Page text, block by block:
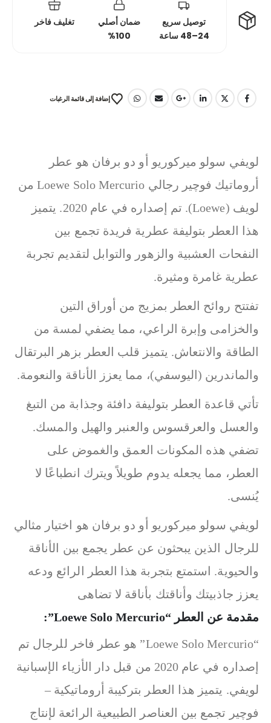
توصيل سريع
24–48 ساعة
ضمان أصلي
100%
تغليف فاخر
إضافة إلى قائمة الرغبات
لويفي سولو ميركوريو أو دو برفان هو عطر
أروماتيك فوچير رجالي Loewe Solo Mercurio من
لويف (Loewe). تم إصداره في عام 2020. يتميز
هذا العطر بتوليفة عطرية فريدة تجمع بين
النفحات العشبية والزهور والتوابل لتقديم تجربة
عطرية غامرة ومثيرة.
تفتتح روائح العطر بمزيج من أوراق التين
والخزامى وإبرة الراعي، مما يضفي لمسة من
الطاقة والانتعاش. يتميز قلب العطر بزهر البرتقال
والماندرين (اليوسفي)، مما يعزز الأناقة والنعومة.
تأتي قاعدة العطر بتوليفة دافئة وجذابة من التبغ
والعسل والعرقسوس والعنبر والهيل والمسك.
تضفي هذه المكونات العمق والغموض على
العطر، مما يجعله يدوم طويلاً ويترك انطباعًا لا
يُنسى.
لويفي سولو ميركوريو أو دو برفان هو اختيار مثالي
للرجال الذين يبحثون عن عطر يجمع بين الأناقة
والحيوية. استمتع بتجربة هذا العطر الرائع ودعه
يعزز جاذبيتك وأناقتك بأناقة لا تضاهى
مقدمة عن العطر “Loewe Solo Mercurio”:
“Loewe Solo Mercurio” هو عطر فاخر للرجال تم
إصداره في عام 2020 من قبل دار الأزياء الإسبانية
لويفي. يتميز هذا العطر بتركيبة أروماتيكية –
فوچير تجمع بين العناصر الطبيعية الرائعة لإنتاج